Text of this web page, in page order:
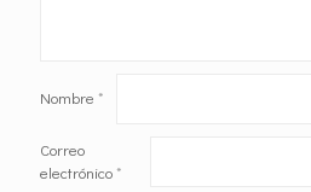
Nombre *
Correo
electrónico*